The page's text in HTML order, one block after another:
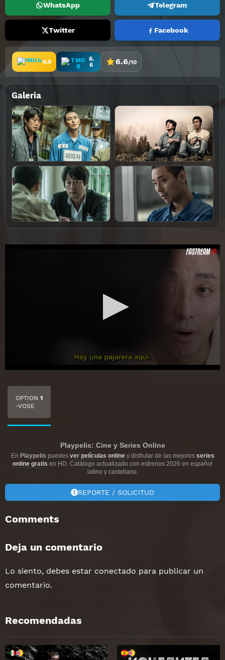
WhatsApp Telegram
Twitter Facebook
6.6
6.
6
6.6/10
Galeria
OPTION 1
-VOSE
Playpelis: Cine y Series Online
En Playpelis puedes ver películas onliney disfrutar de las mejores series
online gratis en HD. Catálogo actualizado con estrenos 2026 en español
latino y castellano.
REPORTE / SOLICITUD
Comments
Deja un comentario
Lo siento, debes estar conectado para publicar un
comentario.
Recomendadas